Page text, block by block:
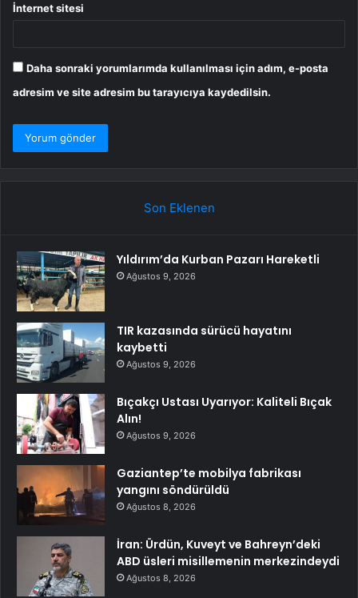
İnternet sitesi
Daha sonraki yorumlarımda kullanılması için adım, e-posta
adresim ve site adresim bu tarayıcıya kaydedilsin.
Son Eklenen
Yıldırım’da Kurban Pazarı Hareketli
Ağustos 9, 2026
TIR kazasında sürücü hayatını
kaybetti
Ağustos 9, 2026
Bıçakçı Ustası Uyarıyor: Kaliteli Bıçak
Alın!
Ağustos 9, 2026
Gaziantep’te mobilya fabrikası
yangını söndürüldü
Ağustos 8, 2026
İran: Ürdün, Kuveyt ve Bahreyn’deki
ABD üsleri misillemenin merkezindeydi
Ağustos 8, 2026